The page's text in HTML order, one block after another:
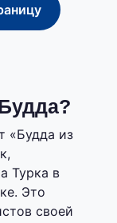
«Будда из
Турка в
Это
своей